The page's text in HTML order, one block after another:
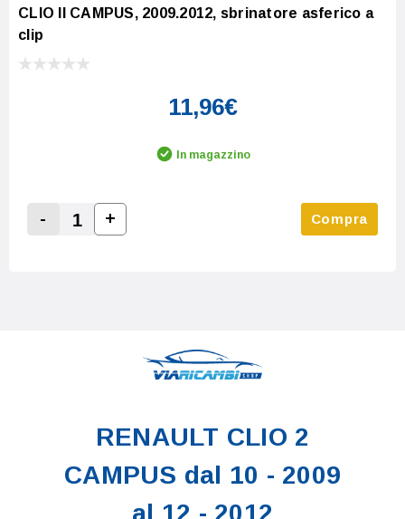
CLIO II CAMPUS, 2009.2012, sbrinatore asferico a
clip
11,96€
In magazzino
Decrease Quantity:
-
Increase Quantity:
+ Compra
RENAULT CLIO 2
CAMPUS dal 10 - 2009
al 12 - 2012